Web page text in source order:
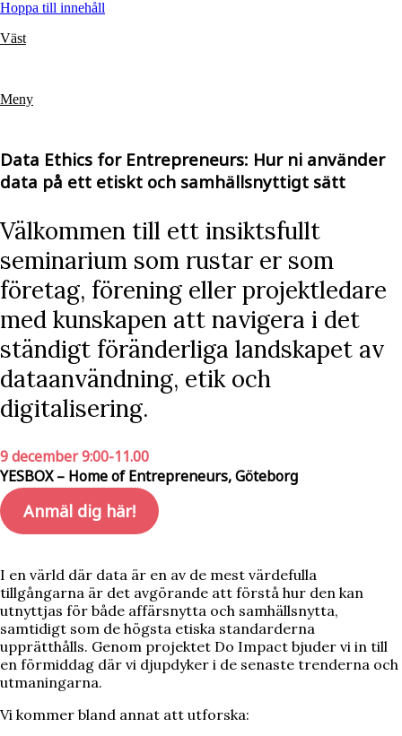
Hoppa till innehåll
Väst
Meny
Data Ethics for Entrepreneurs: Hur ni använder
data på ett etiskt och samhällsnyttigt sätt
Välkommen till ett insiktsfullt
seminarium som rustar er som
företag, förening eller projektledare
med kunskapen att navigera i det
ständigt föränderliga landskapet av
dataanvändning, etik och
digitalisering.
9 december 9:00-11.00
YESBOX – Home of Entrepreneurs, Göteborg
Anmäl dig här!
I en värld där data är en av de mest värdefulla
tillgångarna är det avgörande att förstå hur den kan
utnyttjas för både affärsnytta och samhällsnytta,
samtidigt som de högsta etiska standarderna
upprätthålls. Genom projektet Do Impact bjuder vi in till
en förmiddag där vi djupdyker i de senaste trenderna och
utmaningarna.
Vi kommer bland annat att utforska: